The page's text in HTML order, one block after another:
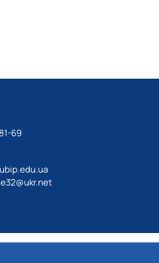
69